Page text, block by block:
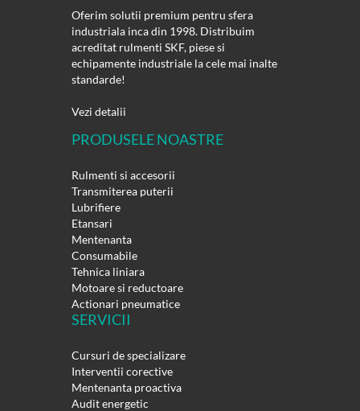
Oferim solutii premium pentru sfera
industriala inca din 1998. Distribuim
acreditat rulmenti SKF, piese si
echipamente industriale la cele mai inalte
standarde!
Vezi detalii
PRODUSELE NOASTRE
Rulmenti si accesorii
Transmiterea puterii
Lubrifiere
Etansari
Mentenanta
Consumabile
Tehnica liniara
Motoare si reductoare
Actionari pneumatice
SERVICII
Cursuri de specializare
Interventii corective
Mentenanta proactiva
Audit energetic